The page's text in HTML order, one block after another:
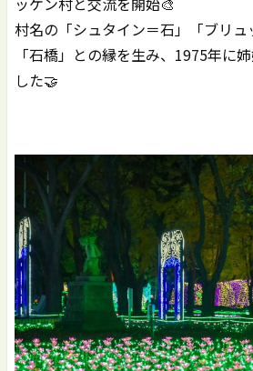
村名の「シュタイン＝石」「ブリ
「石橋」との縁を生み、1975年に
した🤝